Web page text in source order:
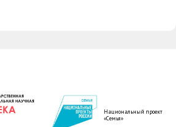
Национальный проект
«Семья»